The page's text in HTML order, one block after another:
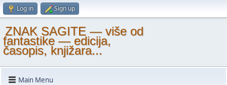
Log in Sign up
ZNAK SAGITE — više od
fantastike — edicija,
časopis, knjižara...
Main Menu